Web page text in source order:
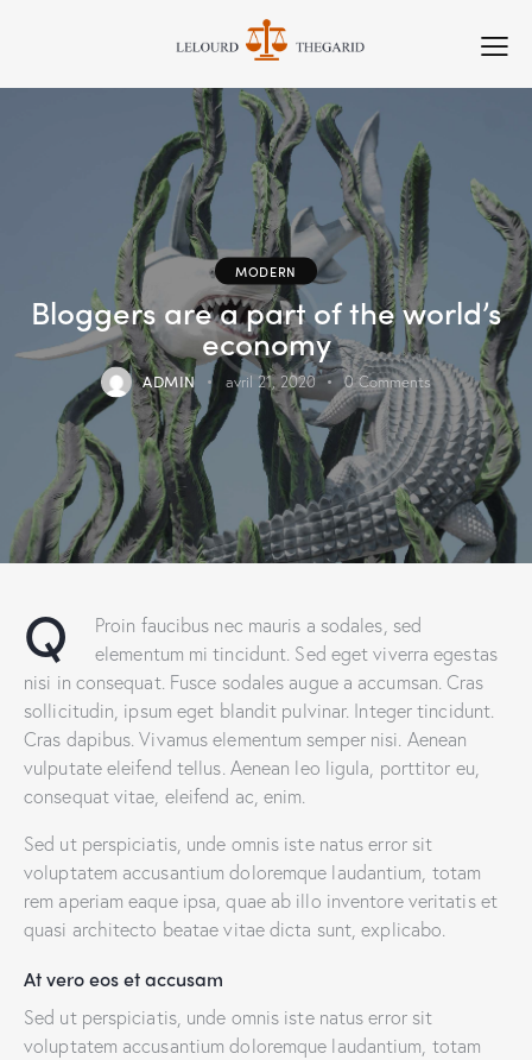
MODERN
Bloggers are a part of the world’s
economy
ADMIN avril 21, 2020 0 Comments
Q
Proin faucibus nec mauris a sodales, sed
elementum mi tincidunt. Sed eget viverra egestas
nisi in consequat. Fusce sodales augue a accumsan. Cras
sollicitudin, ipsum eget blandit pulvinar. Integer tincidunt.
Cras dapibus. Vivamus elementum semper nisi. Aenean
vulputate eleifend tellus. Aenean leo ligula, porttitor eu,
consequat vitae, eleifend ac, enim.
Sed ut perspiciatis, unde omnis iste natus error sit
voluptatem accusantium doloremque laudantium, totam
rem aperiam eaque ipsa, quae ab illo inventore veritatis et
quasi architecto beatae vitae dicta sunt, explicabo.
At vero eos et accusam
Sed ut perspiciatis, unde omnis iste natus error sit
voluptatem accusantium doloremque laudantium, totam